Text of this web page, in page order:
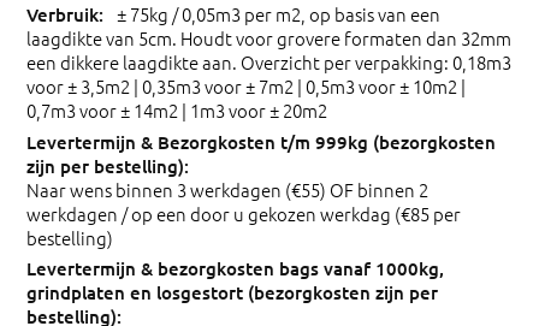
± 75kg / 0,05m3 per m2, op basis van een
laagdikte van 5cm. Houdt voor grovere formaten dan 32mm
een dikkere laagdikte aan. Overzicht per verpakking: 0,18m3
voor ± 3,5m2 | 0,35m3 voor ± 7m2 | 0,5m3 voor ± 10m2 |
0,7m3 voor ± 14m2 | 1m3 voor ± 20m2
Naar wens binnen 3 werkdagen (€55) OF binnen 2
werkdagen / op een door u gekozen werkdag (€85 per
bestelling)